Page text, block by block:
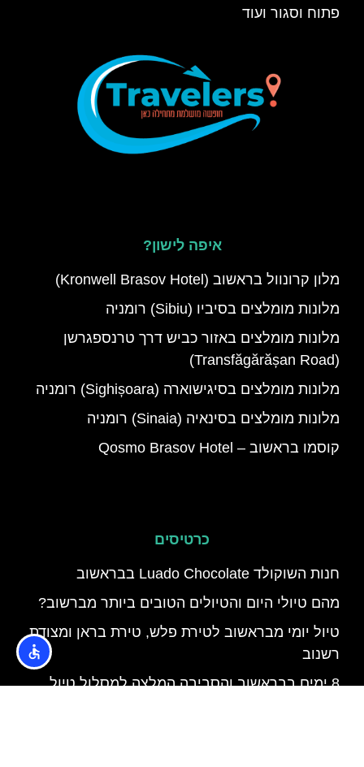
פתוח וסגור ועוד
איפה לישון?
מלון קרונוול בראשוב (Kronwell Brasov Hotel)
מלונות מומלצים בסיביו (Sibiu) רומניה
מלונות מומלצים באזור כביש דרך טרנספגרשן
(Transfăgărășan Road)
מלונות מומלצים בסיגישוארה (Sighișoara) רומניה
מלונות מומלצים בסינאיה (Sinaia) רומניה
קוסמו בראשוב – Qosmo Brasov Hotel
כרטיסים
חנות השוקולד Luado Chocolate בבראשוב
מהם טיולי היום והטיולים הטובים ביותר מברשוב?
טיול יומי מבראשוב לטירת פלש, טירת בראן ומצודת
רשנוב
8 ימים בבראשוב והסביבה המלצה למסלול טיול